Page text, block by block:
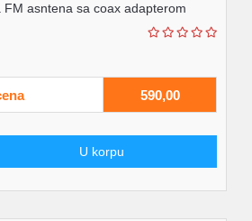
FM asntena sa coax adapterom
590,00
U korpu